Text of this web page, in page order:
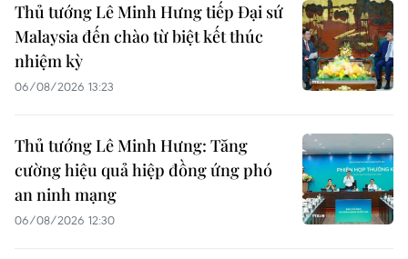
Thủ tướng Lê Minh Hưng tiếp Đại sứ
Malaysia đến chào từ biệt kết thúc
nhiệm kỳ
06/08/2026 13:23
Thủ tướng Lê Minh Hưng: Tăng
cường hiệu quả hiệp đồng ứng phó
an ninh mạng
06/08/2026 12:30